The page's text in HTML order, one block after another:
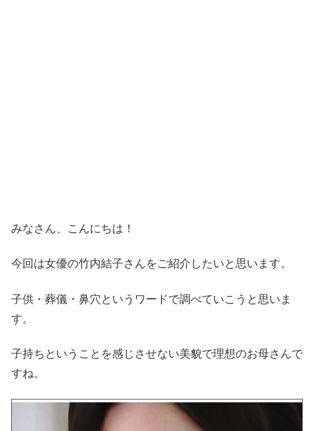
みなさん、こんにちは！
今回は女優の竹内結子さんをご紹介したいと思います。
子供・葬儀・鼻穴というワードで調べていこうと思いま
す。
子持ちということを感じさせない美貌で理想のお母さんで
すね。